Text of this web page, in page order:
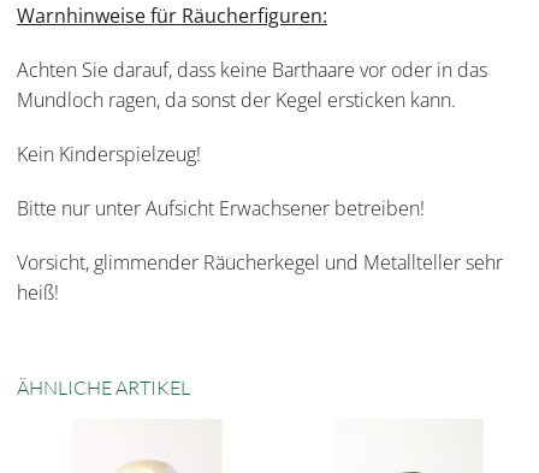
Warnhinweise für Räucherfiguren:
Achten Sie darauf, dass keine Barthaare vor oder in das
Mundloch ragen, da sonst der Kegel ersticken kann.
Kein Kinderspielzeug!
Bitte nur unter Aufsicht Erwachsener betreiben!
Vorsicht, glimmender Räucherkegel und Metallteller sehr
heiß!
ÄHNLICHE ARTIKEL